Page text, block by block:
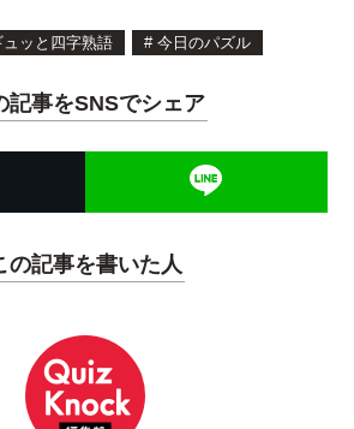
ュッと四字熟語 # 今日のパズル
記事をSNSでシェア
の記事を書いた人